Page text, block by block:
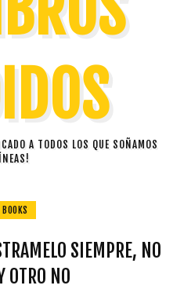
A TODOS LOS QUE SOÑAMOS
SIEMPRE, NO
OTRO NO